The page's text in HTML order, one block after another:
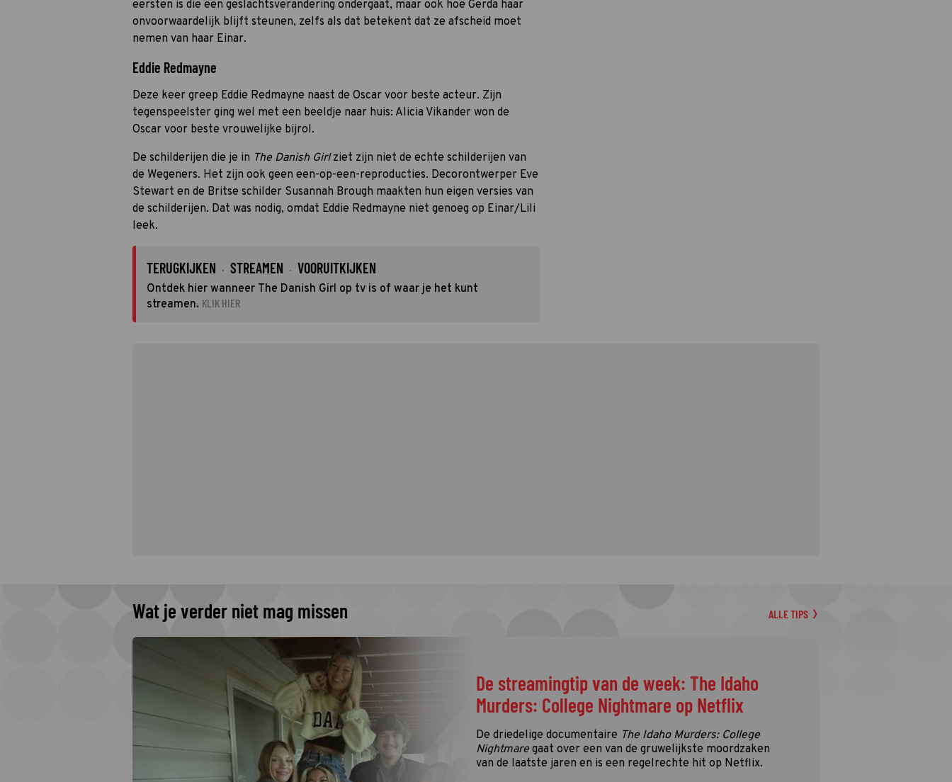
eersten is die een geslachtsverandering ondergaat, maar ook hoe Gerda haar
onvoorwaardelijk blijft steunen, zelfs als dat betekent dat ze afscheid moet
nemen van haar Einar.
Eddie Redmayne
Deze keer greep Eddie Redmayne naast de Oscar voor beste acteur. Zijn
tegenspeelster ging wel met een beeldje naar huis: Alicia Vikander won de
Oscar voor beste vrouwelijke bijrol.
De schilderijen die je in The Danish Girlziet zijn niet de echte schilderijen van
de Wegeners. Het zijn ook geen een-op-een-reproducties. Decorontwerper Eve
Stewart en de Britse schilder Susannah Brough maakten hun eigen versies van
de schilderijen. Dat was nodig, omdat Eddie Redmayne niet genoeg op Einar/Lili
leek.
TERUGKIJKEN · STREAMEN · VOORUITKIJKEN
Ontdek hier wanneer The Danish Girl op tv is of waar je het kunt
streamen. KLIK HIER
Wat je verder niet mag missen ALLE TIPS
De streamingtip van de week: The Idaho
Murders: College Nightmare op Netflix
De driedelige documentaire The Idaho Murders: College
Nightmare gaat over een van de gruwelijkste moordzaken
van de laatste jaren en is een regelrechte hit op Netflix.